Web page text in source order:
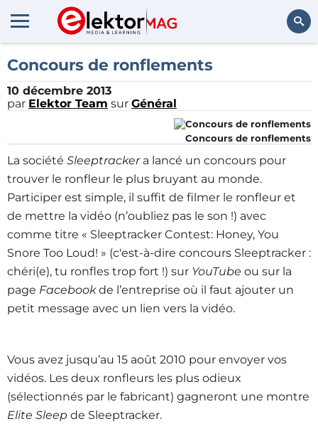
Concours de ronflements
10 décembre 2013
par Elektor Team sur Général
Concours de ronflements
La société Sleeptrackera lancé un concours pour
trouver le ronfleur le plus bruyant au monde.
Participer est simple, il suffit de filmer le ronfleur et
de mettre la vidéo (n’oubliez pas le son !) avec
comme titre « Sleeptracker Contest: Honey, You
Snore Too Loud! » (c'est-à-dire concours Sleeptracker :
chéri(e), tu ronfles trop fort !) sur YouTube ou sur la
page Facebookde l’entreprise où il faut ajouter un
petit message avec un lien vers la vidéo.
Vous avez jusqu’au 15 août 2010 pour envoyer vos
vidéos. Les deux ronfleurs les plus odieux
(sélectionnés par le fabricant) gagneront une montre
Elite Sleep de Sleeptracker.